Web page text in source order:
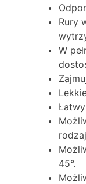
Rury
W
45°.